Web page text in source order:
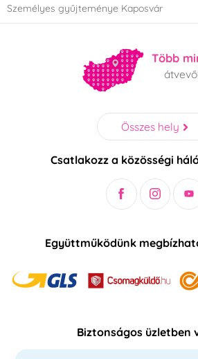
Személyes gyűjteménye Kaposvár
Több
Összes hely
Csatlakozz a közösségi
Együttműködünk
Biztonságos üzletben